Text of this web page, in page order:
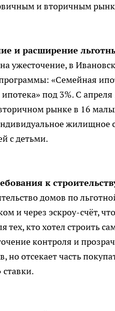
и вторичным
и расширение
ужесточение, в
«Семейная
ипотека» под 3%. С
рынке в 16
жилищное
с детьми.
к
домов по
и через эскроу-счёт,
тех, кто хотел строить
контроля и
но отсекает часть
ставки.